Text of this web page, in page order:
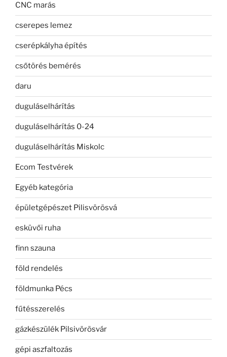
CNC marás
cserepes lemez
cserépkályha építés
csőtörés bemérés
daru
duguláselhárítás
duguláselhárítás 0-24
duguláselhárítás Miskolc
Ecom Testvérek
Egyéb kategória
épületgépészet Pilisvörösvá
esküvői ruha
finn szauna
föld rendelés
földmunka Pécs
fűtésszerelés
gázkészülék Pilsivörösvár
gépi aszfaltozás